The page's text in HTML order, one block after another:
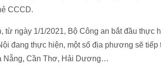
CCCD.
từ ngày 1/1/2021, Bộ Công an bắt đầu thực
đang thực hiện, một số địa phương sẽ
Nẵng, Cần Thơ, Hải Dương…